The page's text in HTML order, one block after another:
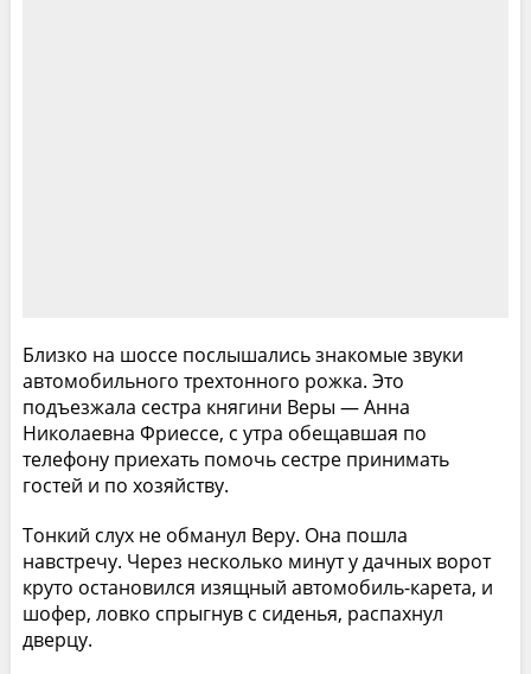
Близко на шоссе послышались знакомые звуки
автомобильного трехтонного рожка. Это
подъезжала сестра княгини Веры — Анна
Николаевна Фриессе, с утра обещавшая по
телефону приехать помочь сестре принимать
гостей и по хозяйству.
Тонкий слух не обманул Веру. Она пошла
навстречу. Через несколько минут у дачных ворот
круто остановился изящный автомобиль-карета, и
шофер, ловко спрыгнув с сиденья, распахнул
дверцу.